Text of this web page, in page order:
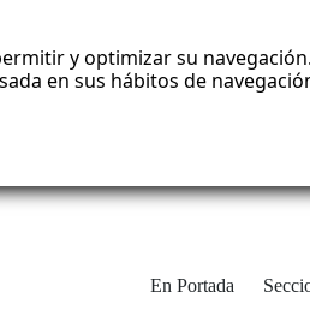
y optimizar su
en sus hábitos de
En Portada